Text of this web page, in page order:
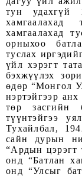
тун удахгүй
хамгаалахад
орныхоо
туслах
үйл хэрэгт
бэхжүүлэх
өдөр “Монгол
нэртэйгээр
төр засгийн
түүнтэйгээ
Тухайлбал,
сайн дурын
“Ардын цэрэгт
онд “Батлан
онд “Улсыг